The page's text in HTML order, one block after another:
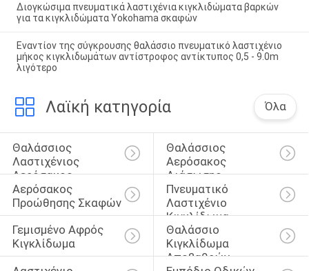
Διογκώσιμα πνευματικά λαστιχένια κιγκλιδώματα βαρκών
για τα κιγκλιδώματα Yokohama σκαφών
Εναντίον της σύγκρουσης θαλάσσιο πνευματικό λαστιχένιο
μήκος κιγκλιδωμάτων αντίστροφος αντίκτυπος 0,5 - 9.0m
λιγότερο
Λαϊκή κατηγορία Όλα
Θαλάσσιος
Λαστιχένιος
Αερόσακος
Θαλάσσιος
Αερόσακος
Διάσωσης
Αερόσακος
Προώθησης Σκαφών
Πνευματικό
Λαστιχένιο
Κιγκλίδωμα
Γεμισμένο Αφρός
Κιγκλίδωμα
Θαλάσσιο
Κιγκλίδωμα
Αποβαθρών